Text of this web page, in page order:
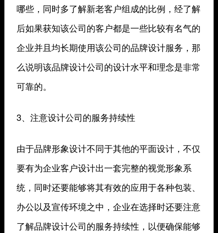
哪些，同时多了解新老客户组成的比例，经了解
后如果获知该公司的客户都是一些比较有名气的
企业并且均长期使用该公司的品牌设计服务，那
么说明该品牌设计公司的设计水平和理念是非常
可靠的。
3、注意设计公司的服务持续性
由于品牌形象设计不同于其他的平面设计，不仅
要有为企业客户设计出一套完整的视觉形象系
统，同时还要能够将其有效的应用于各种包装、
办公以及宣传环境之中，企业在选择时还要注意
了解品牌设计公司的服务持续性，以便确保能够